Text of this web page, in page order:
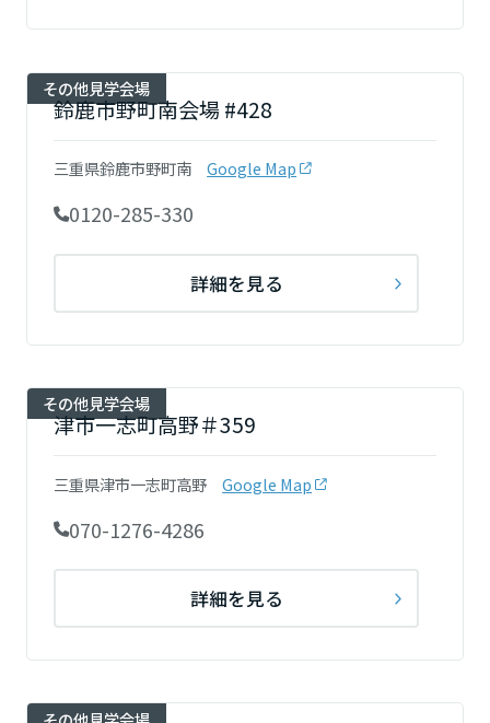
その他見学会場
鈴鹿市野町南会場 #428
三重県鈴鹿市野町南 Google Map
0120-285-330
詳細を見る
その他見学会場
津市一志町高野＃359
三重県津市一志町高野 Google Map
070-1276-4286
詳細を見る
奈良県
鳥取県